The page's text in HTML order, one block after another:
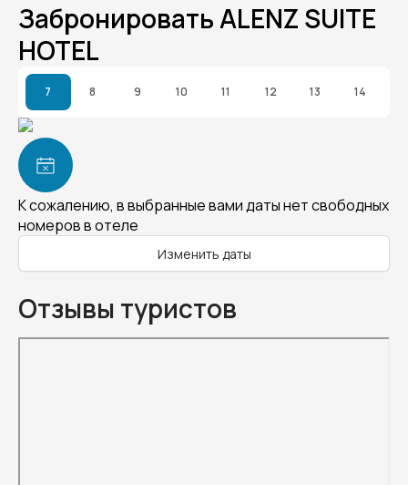
Забронировать ALENZ SUITE
HOTEL
7 8 9 10 11 12 13 14
К сожалению, в выбранные вами даты нет свободных
номеров в отеле
Изменить даты
Отзывы туристов